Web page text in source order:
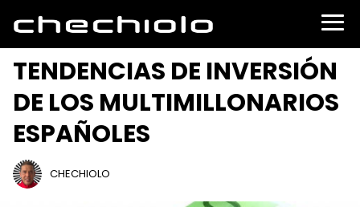
TENDENCIAS DE INVERSIÓN
DE LOS MULTIMILLONARIOS
ESPAÑOLES
CHECHIOLO